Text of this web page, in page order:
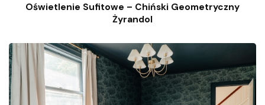
Oświetlenie Sufitowe – Chiński Geometryczny
Żyrandol